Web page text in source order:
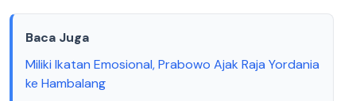
Baca Juga
Miliki Ikatan Emosional, Prabowo Ajak Raja Yordania
ke Hambalang